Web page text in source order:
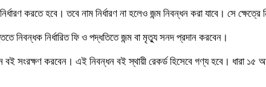
করতে হবে। তবে নাম নির্ধারণ না হলেও জন্ম নিবন্ধন করা যাবে। সে
নিবন্ধক নির্ধারিত ফি ও পদ্ধতিতে জন্ম বা মৃত্যু সনদ প্রদান করবেন।
বই সংরক্ষণ করবেন। এই নিবন্ধন বই স্থায়ী রেকর্ড হিসেবে গণ্য হবে। ধারা ১৫